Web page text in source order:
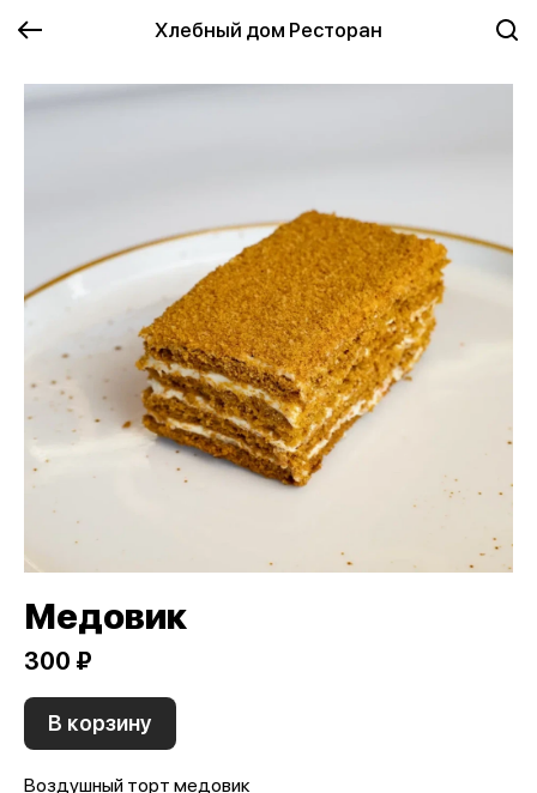
Хлебный дом Ресторан
Медовик
300 ₽
В корзину
Воздушный торт медовик